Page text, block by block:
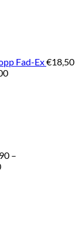
Fad-Ex€18,50
–